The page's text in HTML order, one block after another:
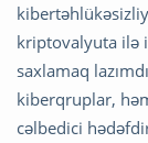
kriptovalyuta ilə
saxlamaq
kiberqruplar,
cəlbedici